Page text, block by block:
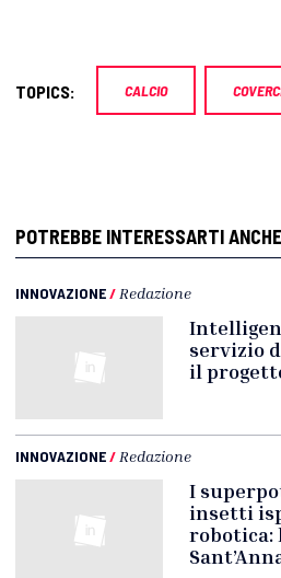
TOPICS: CALCIO
POTREBBE INTERESSARTI ANCHE
INNOVAZIONE/ Redazione
servizio
il
INNOVAZIONE/ Redazione
I
insetti
robotica: